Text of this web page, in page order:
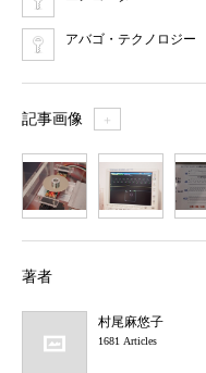
アバゴ・テクノロジー
記事画像 ＋
著者
村尾麻悠子
1681 Articles